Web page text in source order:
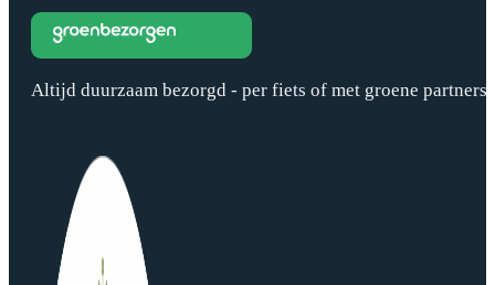
Altijd duurzaam bezorgd - per fiets of met groene partners